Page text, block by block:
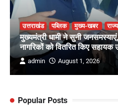
उत्तराखंड पब्लिक मुख्य-खबर राज्य
मुख्यमंत्री धामी ने सुनी
नागरिकों को वितरित किए
admin August 1, 2026
Popular Posts